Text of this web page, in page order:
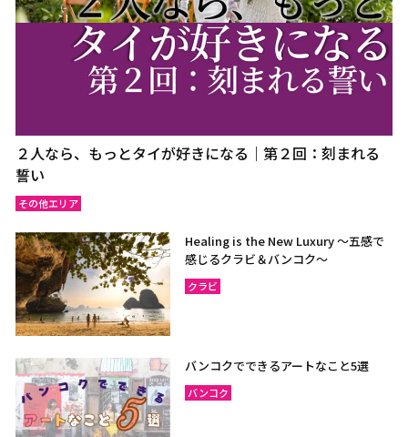
２人なら、もっとタイが好きになる｜第２回：刻まれる
誓い
その他エリア
Healing is the New Luxury ～五感で
感じるクラビ＆バンコク～
クラビ
バンコクでできるアートなこと5選
バンコク